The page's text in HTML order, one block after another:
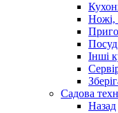
Ножі,
Посуд
Інші
Садова
Назад